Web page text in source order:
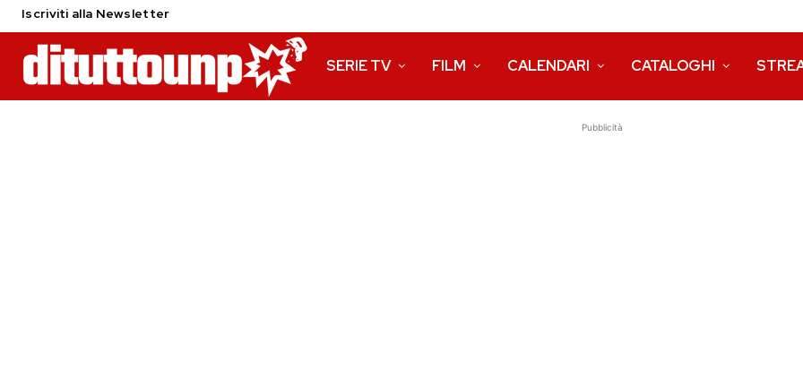
Iscriviti alla Newsletter
SERIE TV FILM CALENDARI CATALOGHI
Pubblicità